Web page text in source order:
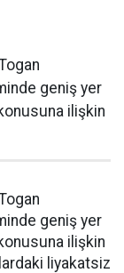
geniş yer
ilişkin
geniş yer
ilişkin
liyakatsiz